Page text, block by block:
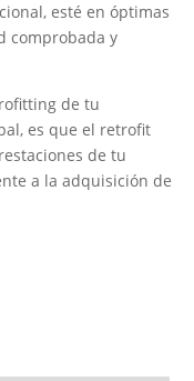
esté en óptimas
comprobada y
de tu
es que el retrofit
de tu
a la adquisición de